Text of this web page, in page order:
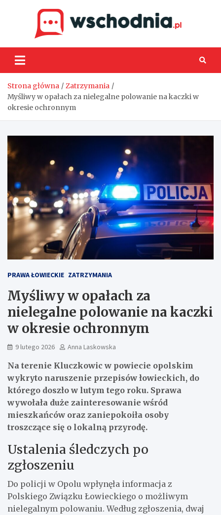
Strona główna
Zatrzymania
Myśliwy w opałach za nielegalne polowanie na kaczki w
okresie ochronnym
PRAWA ŁOWIECKIE ZATRZYMANIA
Myśliwy w opałach za
nielegalne polowanie na kaczki
w okresie ochronnym
9 lutego 2026 Anna Laskowska
Na terenie Kluczkowic w powiecie opolskim
wykryto naruszenie przepisów łowieckich, do
którego doszło w lutym tego roku. Sprawa
wywołała duże zainteresowanie wśród
mieszkańców oraz zaniepokoiła osoby
troszczące się o lokalną przyrodę.
Ustalenia śledczych po
zgłoszeniu
Do policji w Opolu wpłynęła informacja z
Polskiego Związku Łowieckiego o możliwym
nielegalnym polowaniu. Według zgłoszenia, dwaj